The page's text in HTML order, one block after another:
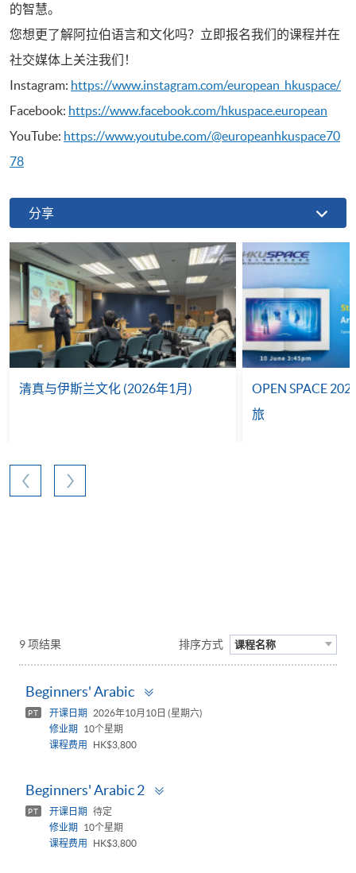
的智慧。
您想更了解阿拉伯语言和文化吗？立即报名我们的课程并在
社交媒体上关注我们！
Instagram: https://www.instagram.com/european_hkuspace/
Facebook: https://www.facebook.com/hkuspace.european
YouTube: https://www.youtube.com/@europeanhkuspace70
78
分享
清真与伊斯兰文化 (2026年1月)
OPEN SPACE
旅
9 项结果 排序方式 课程名称
Beginners' Arabic
PT 开课日期
2026年10月10日 (星期六)
修业期
10个星期
课程费用
HK$3,800
Beginners' Arabic 2
PT 开课日期
待定
修业期
10个星期
课程费用
HK$3,800